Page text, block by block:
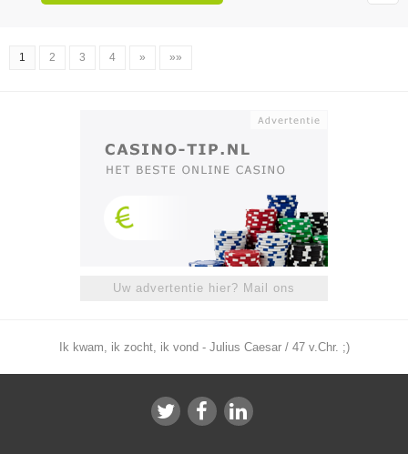
1 2 3 4 » »»
Uw advertentie hier? Mail ons
Ik kwam, ik zocht, ik vond - Julius Caesar / 47 v.Chr. ;)